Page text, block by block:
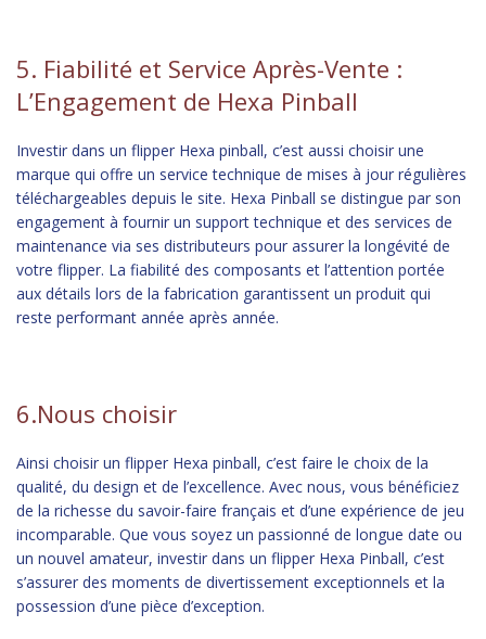
5. Fiabilité et Service Après-Vente :
L’Engagement de Hexa Pinball
Investir dans un flipper Hexa pinball, c’est aussi choisir une
marque qui offre un service technique de mises à jour régulières
téléchargeables depuis le site. Hexa Pinball se distingue par son
engagement à fournir un support technique et des services de
maintenance via ses distributeurs pour assurer la longévité de
votre flipper. La fiabilité des composants et l’attention portée
aux détails lors de la fabrication garantissent un produit qui
reste performant année après année.
6.Nous choisir
Ainsi choisir un flipper Hexa pinball, c’est faire le choix de la
qualité, du design et de l’excellence. Avec nous, vous bénéficiez
de la richesse du savoir-faire français et d’une expérience de jeu
incomparable. Que vous soyez un passionné de longue date ou
un nouvel amateur, investir dans un flipper Hexa Pinball, c’est
s’assurer des moments de divertissement exceptionnels et la
possession d’une pièce d’exception.